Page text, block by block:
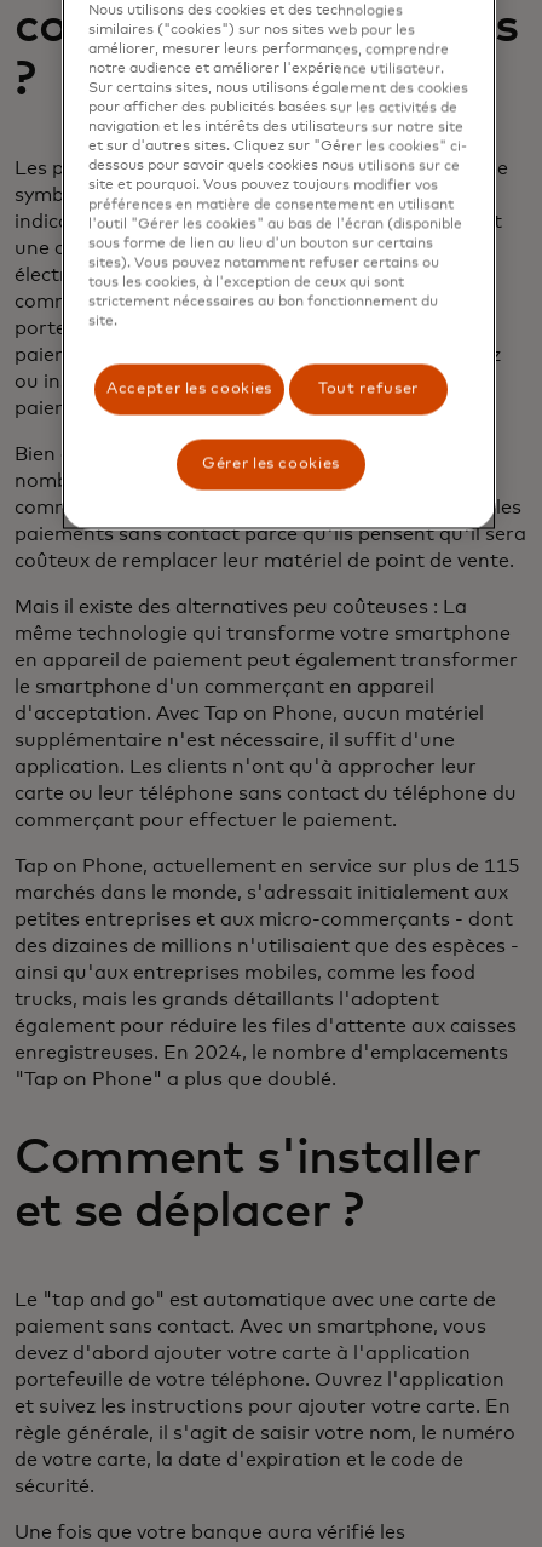
contact sont acceptés
?
Les paiements sans contact sont acceptés lorsque le
symbole des paiements sans contact - le même
indicateur entouré d'un cercle et d'une main tenant
une carte - apparaît sur le terminal de paiement
électronique, l'appareil ou le lecteur de cartes du
commerçant, ou sur les panneaux situés près de la
porte d'entrée ou de la caisse. Le terminal de
paiement peut aussi simplement dire "tapez, glissez
ou insérez la carte" pour payer, indiquant que les
paiements sans contact sont disponibles.
Bien que les consommateurs soient de plus en plus
nombreux à adopter le "tap and go", certains
commerçants ont été plus lents à mettre en œuvre les
paiements sans contact parce qu'ils pensent qu'il sera
coûteux de remplacer leur matériel de point de vente.
Mais il existe des alternatives peu coûteuses : La
même technologie qui transforme votre smartphone
en appareil de paiement peut également transformer
le smartphone d'un commerçant en appareil
d'acceptation. Avec Tap on Phone, aucun matériel
supplémentaire n'est nécessaire, il suffit d'une
application. Les clients n'ont qu'à approcher leur
carte ou leur téléphone sans contact du téléphone du
commerçant pour effectuer le paiement.
Tap on Phone, actuellement en service sur plus de 115
marchés dans le monde, s'adressait initialement aux
petites entreprises et aux micro-commerçants - dont
des dizaines de millions n'utilisaient que des espèces -
ainsi qu'aux entreprises mobiles, comme les food
trucks, mais les grands détaillants l'adoptent
également pour réduire les files d'attente aux caisses
enregistreuses. En 2024, le nombre d'emplacements
"Tap on Phone" a plus que doublé.
Comment s'installer
et se déplacer ?
Le "tap and go" est automatique avec une carte de
paiement sans contact. Avec un smartphone, vous
devez d'abord ajouter votre carte à l'application
portefeuille de votre téléphone. Ouvrez l'application
et suivez les instructions pour ajouter votre carte. En
règle générale, il s'agit de saisir votre nom, le numéro
de votre carte, la date d'expiration et le code de
sécurité.
Une fois que votre banque aura vérifié les
Nous utilisons des cookies et des technologies
similaires ("cookies") sur nos sites web pour les
améliorer, mesurer leurs performances, comprendre
notre audience et améliorer l'expérience utilisateur.
Sur certains sites, nous utilisons également des cookies
pour afficher des publicités basées sur les activités de
navigation et les intérêts des utilisateurs sur notre site
et sur d'autres sites. Cliquez sur "Gérer les cookies" ci-
dessous pour savoir quels cookies nous utilisons sur ce
site et pourquoi. Vous pouvez toujours modifier vos
préférences en matière de consentement en utilisant
l'outil "Gérer les cookies" au bas de l'écran (disponible
sous forme de lien au lieu d'un bouton sur certains
sites). Vous pouvez notamment refuser certains ou
tous les cookies, à l'exception de ceux qui sont
strictement nécessaires au bon fonctionnement du
site.
Accepter les cookies Tout refuser
Gérer les cookies